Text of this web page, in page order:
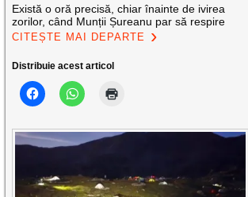
Există o oră precisă, chiar înainte de ivirea
zorilor, când Munții Șureanu par să respire
CITEȘTE MAI DEPARTE
Distribuie acest articol